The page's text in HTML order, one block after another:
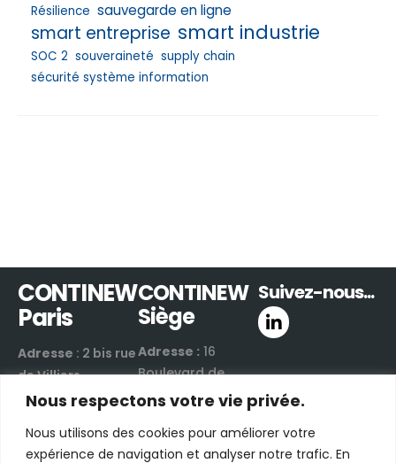
Nous respectons votre vie privée.
Nous utilisons des cookies pour améliorer votre
expérience de navigation et analyser notre trafic. En
Résilience sauvegarde en ligne
smart entreprise smart industrie
SOC 2 souveraineté supply chain
sécurité système information
CONTINEW
Paris
Adresse : 2 bis rue
de Villiers
92300 Levallois-
Email : nous
CONTINEW
Siège
Adresse : 16
Boulevard de
Valmy
France
Email : nous
Suivez-nous...